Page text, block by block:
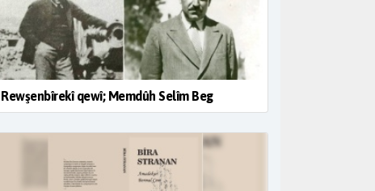
Rewşenbîrekî qewî; Memdûh Selîm Beg